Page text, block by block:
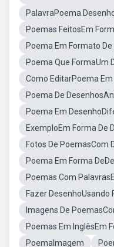
PalavraPoema
Poemas FeitosEm
Poema Em Formato De
Poema Que FormaUm
Como EditarPoema
Poema De
Poema Em
ExemploEm Forma De
Fotos De PoemasCom
Poema Em Forma
Poemas Com
Fazer DesenhoUsando
Imagens De
Poemas Em InglêsEm
PoemaImagem